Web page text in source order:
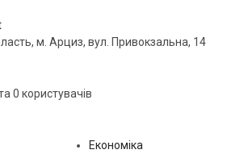
м. Арциз, вул. Привокзальна, 14
0 користувачів
Економіка